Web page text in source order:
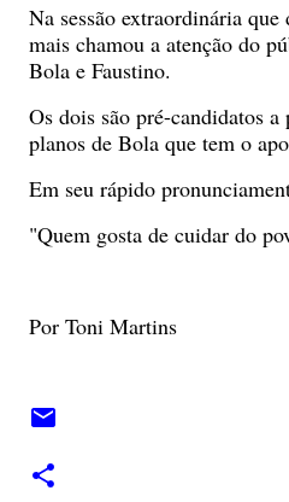
Na sessão extraordinária
mais chamou a atenção do
Bola e Faustino.
Os dois são pré-candidatos
planos de Bola que tem o
Em seu rápido
"Quem gosta de cuidar do
Por Toni Martins